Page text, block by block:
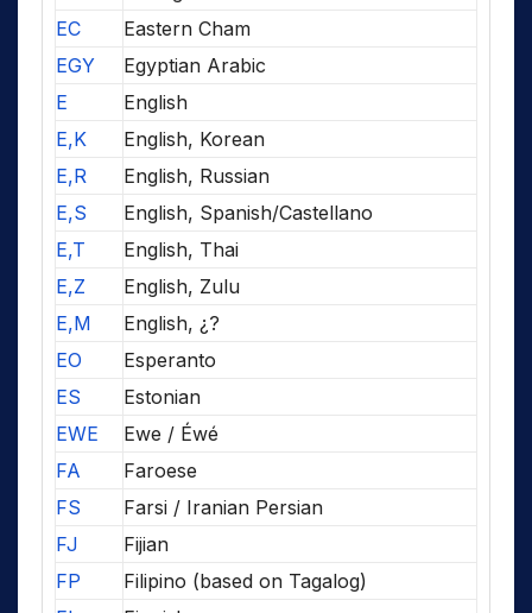
EC
Eastern Cham
EGY
Egyptian Arabic
E
English
E,K
English, Korean
E,R
English, Russian
E,S
English, Spanish/Castellano
E,T
English, Thai
E,Z
English, Zulu
E,M
English, ¿?
EO
Esperanto
ES
Estonian
EWE
Ewe / Éwé
FA
Faroese
FS
Farsi / Iranian Persian
FJ
Fijian
FP
Filipino (based on Tagalog)